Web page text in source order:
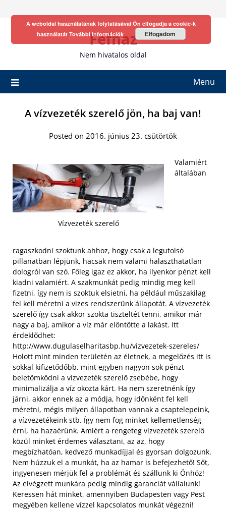
Fefhaz
Nem hivatalos oldal
Menu
A vízvezeték szerelő jön, ha baj van!
Posted on 2016. június 23. csütörtök
Vízvezeték szerelő
Valamiért
általában
ragaszkodni szoktunk ahhoz, hogy csak a legutolsó
pillanatban lépjünk, hacsak nem valami halaszthatatlan
dologról van szó. Főleg igaz ez akkor, ha ilyenkor pénzt kell
kiadni valamiért. A szakmunkát pedig mindig meg kell
fizetni, így nem is szoktuk elsietni, ha például műszakilag
fel kell méretni a vizes rendszerünk állapotát. A vízvezeték
szerelő így csak akkor szokta tiszteltét tenni, amikor már
nagy a baj, amikor a víz már elöntötte a lakást. Itt
érdeklődhet:
http://www.dugulaselharitasbp.hu/vizvezetek-szereles/
Holott mint minden területén az életnek, a megelőzés itt is
sokkal kifizetődőbb, mint egyben nagyon sok pénzt
beletömködni a vízvezeték szerelő zsebébe, hogy
minimalizálja a víz okozta kárt. Ha nem szeretnénk így
járni, akkor ennek az a módja, hogy időnként fel kell
méretni, mégis milyen állapotban vannak a csaptelepeink,
a vízvezetékeink stb. Így nem fog minket kellemetlenség
érni, ha hazaérünk. Amiért a rengeteg vízvezeték szerelő
közül minket érdemes választani, az az, hogy
megbízhatóan, kedvező munkadíjjal és gyorsan dolgozunk.
Nem húzzuk el a munkát, ha az hamar is befejezhető! Sőt,
ingyenesen mérjük fel a problémát és szállunk ki Önhöz!
Az elvégzett munkára pedig mindig garanciát vállalunk!
Keressen hát minket, amennyiben Budapesten vagy Pest
megyében kellene vízzel kapcsolatos munkát végezni!
A weboldal használatának folytatásával Ön elfogadja a cookie-k
használatát További információk Elfogadom